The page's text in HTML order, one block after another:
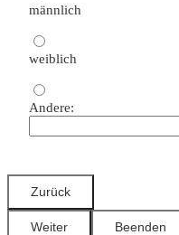
männlich
weiblich
Andere: